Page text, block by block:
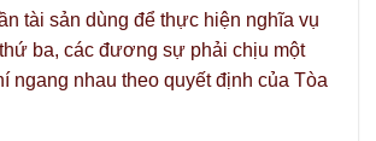
tài sản dùng để thực hiện nghĩa vụ
ba, các đương sự phải chịu một
ngang nhau theo quyết định của Tòa